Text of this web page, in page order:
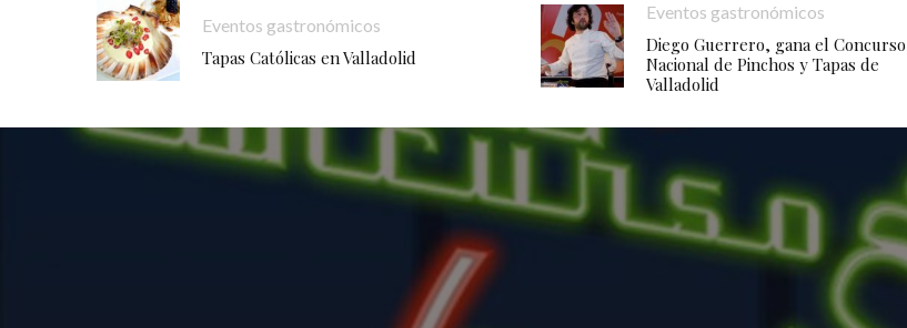
Eventos gastronómicos
Tapas Católicas en Valladolid
Eventos gastronómicos
Diego Guerrero, gana el Concurso
Nacional de Pinchos y Tapas de
Valladolid